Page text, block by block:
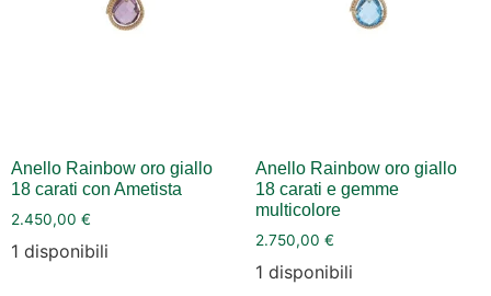
Anello Rainbow oro giallo
18 carati con Ametista
2.450,00 €
1 disponibili
Anello Rainbow oro giallo
18 carati e gemme
multicolore
2.750,00 €
1 disponibili